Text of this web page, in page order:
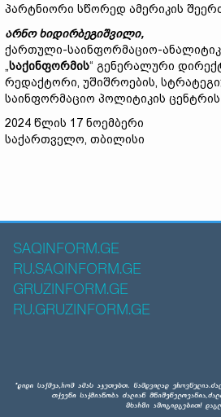
პარტნიორი სწორედ ამერიკის
არნო ხიდირბეგიშვილი,
ქართული-საინფორმაციო-
„საქინფორმის“ გენერალური
რედაქტორი, უშიშროების,
საინფორმაციო პოლიტიკის
2024 წლის 17 ნოემბერი
საქართველო, თბილისი
SAQINFORM.GE
RU.SAQINFORM.GE
GRUZINFORM.GE
RU.GRUZINFORM.GE